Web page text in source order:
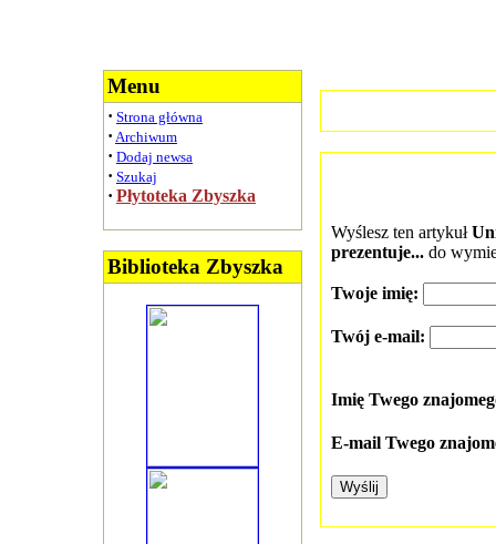
Menu
· Strona główna
· Archiwum
· Dodaj newsa
· Szukaj
· Płytoteka Zbyszka
Biblioteka Zbyszka
Wyślesz ten artykuł
prezentuje... do
Twoje imię:
Twój e-mail:
Imię Twego
E-mail Twego